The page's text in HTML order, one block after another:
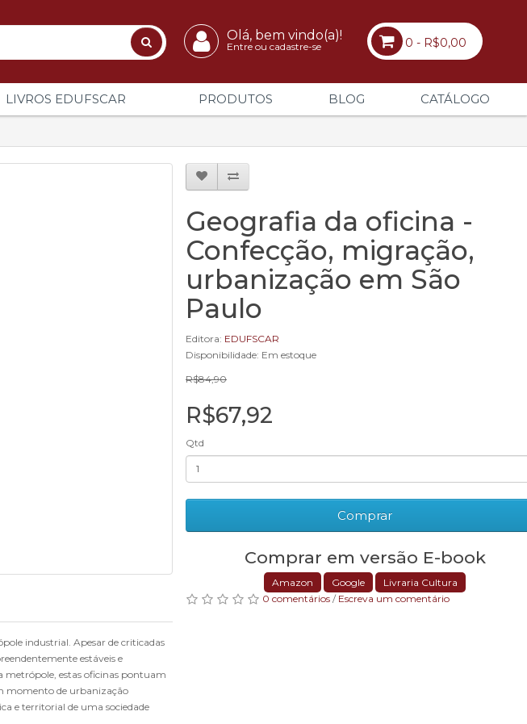
Olá, bem vindo(a)!
Entre ou cadastre-se 0 - R$0,00
LIVROS EDUFSCAR PRODUTOS BLOG CATÁLOGO
industrial. Apesar de criticadas
estáveis e
metrópole, estas oficinas pontuam
momento de urbanização
e territorial de uma sociedade
Geografia da oficina -
Confecção, migração,
urbanização em São
Paulo
Editora: EDUFSCAR
Disponibilidade: Em estoque
R$84,90
R$67,92
Qtd
Comprar
Comprar em versão E-book
Amazon Google
Livraria Cultura
0 comentários / Escreva um comentário